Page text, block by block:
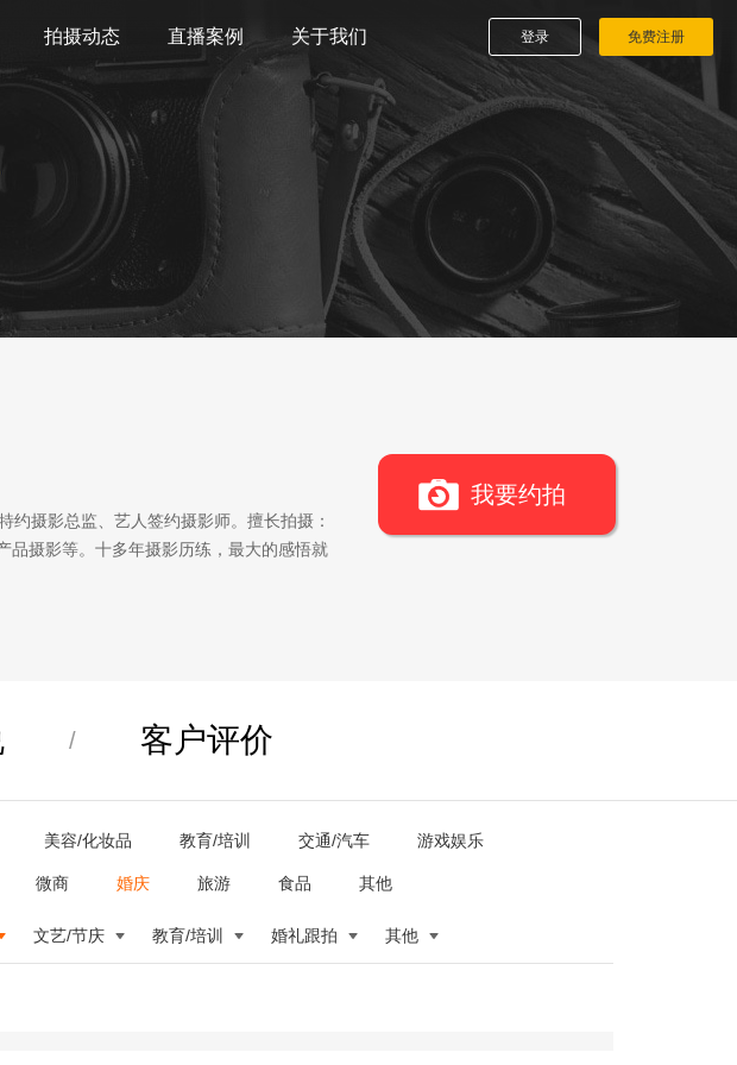
拍摄动态 直播案例 关于我们 登录 免费注册
约摄影总监、艺人签约摄影师。擅长拍摄：
品摄影等。十多年摄影历练，最大的感悟就
我要约拍
/ 客户评价
美容/化妆品 教育/培训 交通/汽车 游戏娱乐
微商 婚庆 旅游 食品 其他
文艺/节庆 教育/培训 婚礼跟拍 其他